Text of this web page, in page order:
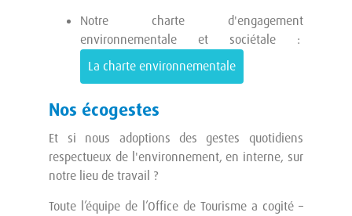
Notre charte d'engagement
environnementale et sociétale :
La charte environnementale
Nos écogestes
Et si nous adoptions des gestes quotidiens
respectueux de l'environnement, en interne, sur
notre lieu de travail ?
Toute l’équipe de l’Office de Tourisme a cogité –